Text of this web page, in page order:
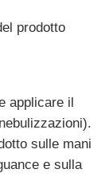
prodotto
applicare il
sulle mani
e sulla